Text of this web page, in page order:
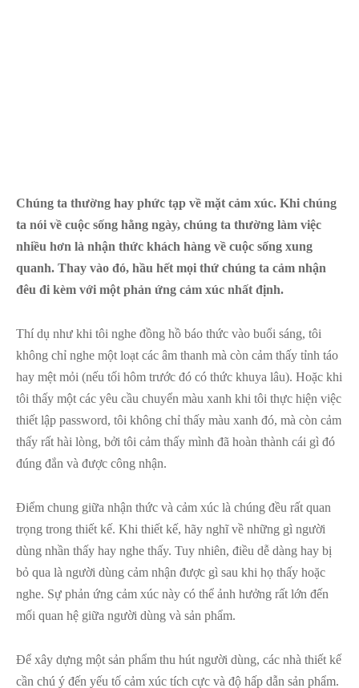
Chúng ta thường hay phức tạp về mặt cảm xúc. Khi chúng
ta nói về cuộc sống hằng ngày, chúng ta thường làm việc
nhiều hơn là nhận thức khách hàng về cuộc sống xung
quanh. Thay vào đó, hầu hết mọi thứ chúng ta cảm nhận
đêu đi kèm với một phản ứng cảm xúc nhất định.
Thí dụ như khi tôi nghe đồng hồ báo thức vào buổi sáng, tôi
không chỉ nghe một loạt các âm thanh mà còn cảm thấy tỉnh táo
hay mệt mỏi (nếu tối hôm trước đó có thức khuya lâu). Hoặc khi
tôi thấy một các yêu cầu chuyển màu xanh khi tôi thực hiện việc
thiết lập password, tôi không chỉ thấy màu xanh đó, mà còn cảm
thấy rất hài lòng, bởi tôi cảm thấy mình đã hoàn thành cái gì đó
đúng đắn và được công nhận.
Điểm chung giữa nhận thức và cảm xúc là chúng đều rất quan
trọng trong thiết kế. Khi thiết kế, hãy nghĩ về những gì người
dùng nhần thấy hay nghe thấy. Tuy nhiên, điều dễ dàng hay bị
bỏ qua là người dùng cảm nhận được gì sau khi họ thấy hoặc
nghe. Sự phản ứng cảm xúc này có thể ảnh hưởng rất lớn đến
mối quan hệ giữa người dùng và sản phẩm.
Để xây dựng một sản phẩm thu hút người dùng, các nhà thiết kế
cần chú ý đến yếu tố cảm xúc tích cực và độ hấp dẫn sản phẩm.